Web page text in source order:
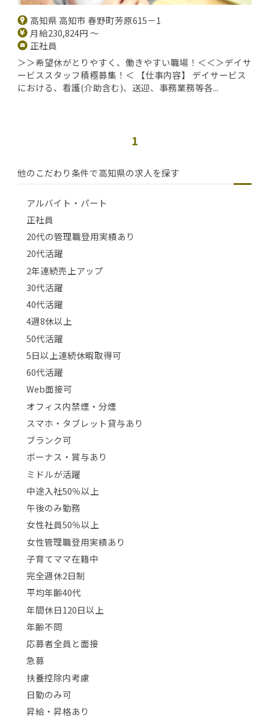
高知県 高知市 春野町芳原615－1
月給230,824円 ～
正社員
＞＞希望休がとりやすく、働きやすい職場！＜＜＞デイサ
ービススタッフ積極募集！＜ 【仕事内容】 デイサービス
における、看護(介助含む)、送迎、事務業務等各...
1
他のこだわり条件で高知県の求人を探す
アルバイト・パート
正社員
20代の管理職登用実績あり
20代活躍
2年連続売上アップ
30代活躍
40代活躍
4週8休以上
50代活躍
5日以上連続休暇取得可
60代活躍
Web面接可
オフィス内禁煙・分煙
スマホ・タブレット貸与あり
ブランク可
ボーナス・賞与あり
ミドルが活躍
中途入社50％以上
午後のみ勤務
女性社員50％以上
女性管理職登用実績あり
子育てママ在籍中
完全週休2日制
平均年齢40代
年間休日120日以上
年齢不問
応募者全員と面接
急募
扶養控除内考慮
日勤のみ可
昇給・昇格あり